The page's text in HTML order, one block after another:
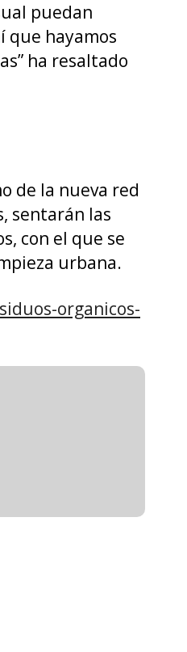
puedan
que hayamos
ha resaltado
de la nueva red
sentarán las
con el que se
urbana.
organicos-